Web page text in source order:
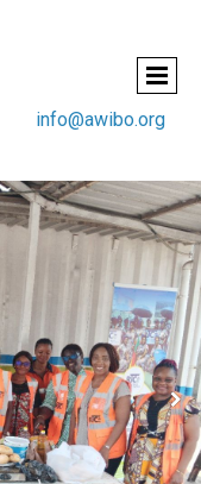
info@awibo.org